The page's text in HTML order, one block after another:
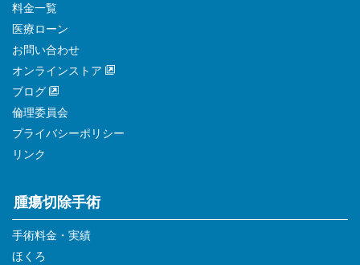
料金一覧
医療ローン
お問い合わせ
オンラインストア
ブログ
倫理委員会
プライバシーポリシー
リンク
腫瘍切除手術
手術料金・実績
ほくろ